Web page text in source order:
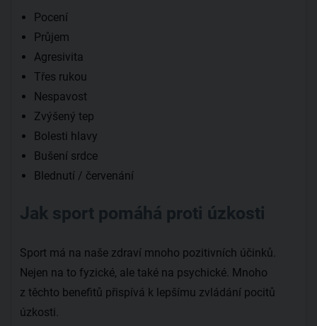
Pocení
Průjem
Agresivita
Třes rukou
Nespavost
Zvýšený tep
Bolesti hlavy
Bušení srdce
Blednutí / červenání
Jak sport pomáhá proti úzkosti
Sport má na naše zdraví mnoho pozitivních účinků.
Nejen na to fyzické, ale také na psychické. Mnoho
z těchto benefitů přispívá k lepšímu zvládání pocitů
úzkosti.